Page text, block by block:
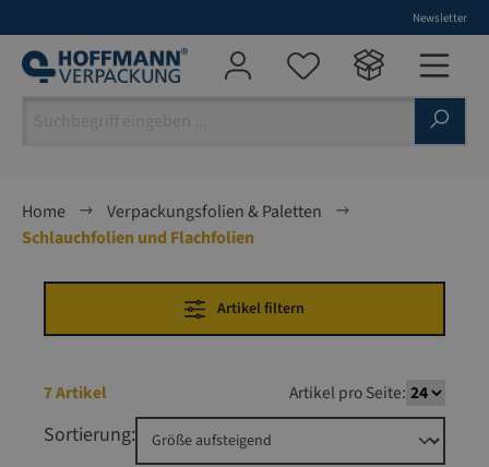
Newsletter
Home
Verpackungsfolien & Paletten
Schlauchfolien und Flachfolien
Artikel filtern
7 Artikel Artikel pro Seite:
Sortierung: